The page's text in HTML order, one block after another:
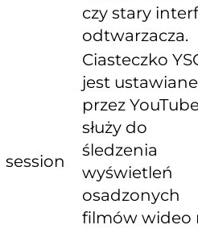
czy stary
odtwarzacza.
session
Ciasteczko
jest ustawiane
przez
służy do
śledzenia
wyświetleń
osadzonych
filmów wideo